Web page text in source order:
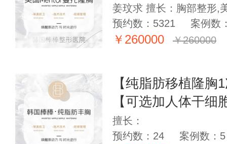
姜玟求 擅长：胸部整形,
预约数：5321
案例数
￥260000 ￥260000
【纯脂肪移植隆胸
【可选加人体干细
擅长：
预约数：24
案例数：5